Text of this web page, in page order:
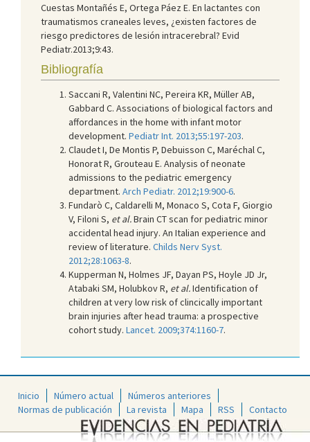
Cuestas Montañés E, Ortega Páez E. En lactantes con
traumatismos craneales leves, ¿existen factores de
riesgo predictores de lesión intracerebral? Evid
Pediatr.2013;9:43.
Bibliografía
Saccani R, Valentini NC, Pereira KR, Müller AB,
Gabbard C. Associations of biological factors and
affordances in the home with infant motor
development. Pediatr Int. 2013;55:197-203.
Claudet I, De Montis P, Debuisson C, Maréchal C,
Honorat R, Grouteau E. Analysis of neonate
admissions to the pediatric emergency
department. Arch Pediatr. 2012;19:900-6.
Fundarò C, Caldarelli M, Monaco S, Cota F, Giorgio
V, Filoni S, et al.Brain CT scan for pediatric minor
accidental head injury. An Italian experience and
review of literature. Childs Nerv Syst.
2012;28:1063-8.
Kupperman N, Holmes JF, Dayan PS, Hoyle JD Jr,
Atabaki SM, Holubkov R, et al.Identification of
children at very low risk of clincically important
brain injuries after head trauma: a prospective
cohort study. Lancet. 2009;374:1160-7.
Inicio Número actual
Números anteriores
Normas de publicación
La revista Mapa RSS Contacto